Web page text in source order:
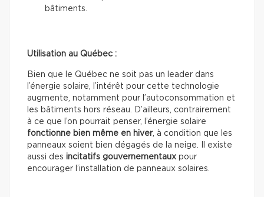
bâtiments.
Utilisation au Québec :
Bien que le Québec ne soit pas un leader dans
l’énergie solaire, l’intérêt pour cette technologie
augmente, notamment pour l’autoconsommation et
les bâtiments hors réseau. D’ailleurs, contrairement
à ce que l’on pourrait penser, l’énergie solaire
fonctionne bien même en hiver, à condition que les
panneaux soient bien dégagés de la neige. Il existe
aussi des incitatifs gouvernementaux pour
encourager l’installation de panneaux solaires.